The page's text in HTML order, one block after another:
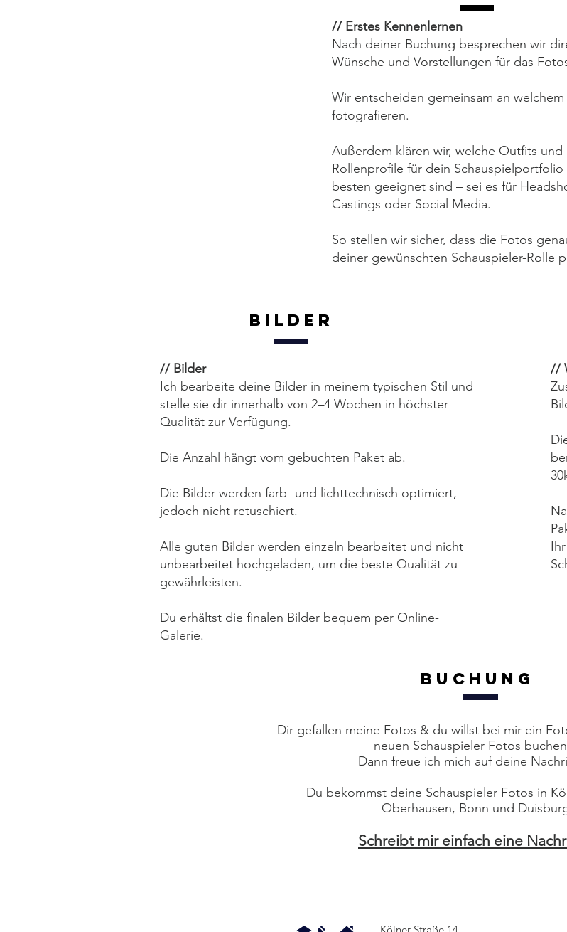
// Erstes Kennenlernen
Nach deiner Buchung besprechen wir
Wünsche und Vorstellungen für das
Wir entscheiden gemeinsam an
fotografieren.
Außerdem klären wir, welche Outfits und
Rollenprofile für dein Schauspielportfolio
besten geeignet sind – sei es für
Castings oder Social Media.
So stellen wir sicher, dass die Fotos
deiner gewünschten Schauspieler-Rolle
Bilder
// Bilder
Ich bearbeite deine Bilder in meinem typischen Stil und
stelle sie dir innerhalb von 2–4 Wochen in höchster
Qualität zur Verfügung.
Die Anzahl hängt vom gebuchten Paket ab.
Die Bilder werden farb- und lichttechnisch optimiert,
jedoch nicht retuschiert.
Alle guten Bilder werden einzeln bearbeitet und nicht
unbearbeitet hochgeladen, um die beste Qualität zu
gewährleisten.
Du erhältst die finalen Bilder bequem per Online-
Galerie.
//
Buchung
Dir gefallen meine Fotos & du willst bei mir ein
neuen Schauspieler Fotos
Dann freue ich mich auf deine
Du bekommst deine Schauspieler Fotos in
Oberhausen, Bonn und
Schreibt mir einfach eine